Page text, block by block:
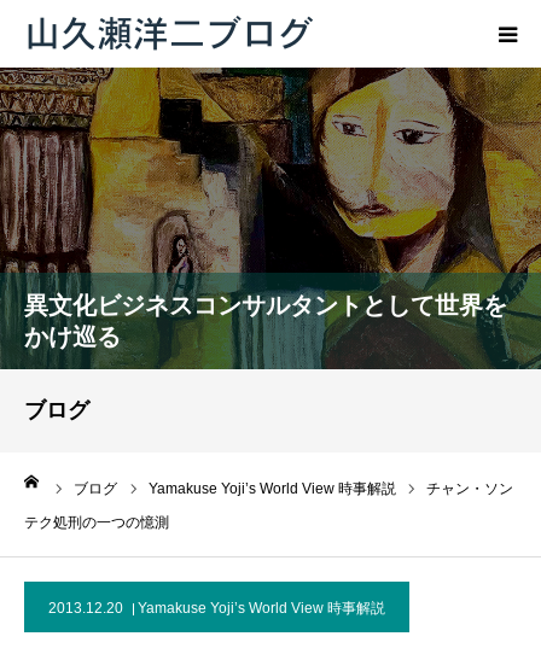
異文化ビジネスコンサルタントとして世界を
かけ巡る
ブログ
ブログ Yamakuse Yoji’s World View 時事解説
チャン・ソン
テク処刑の一つの憶測
2013.12.20 Yamakuse Yoji’s World View 時事解説
トップページ
ブログ
プロフィール
お問い合わせ